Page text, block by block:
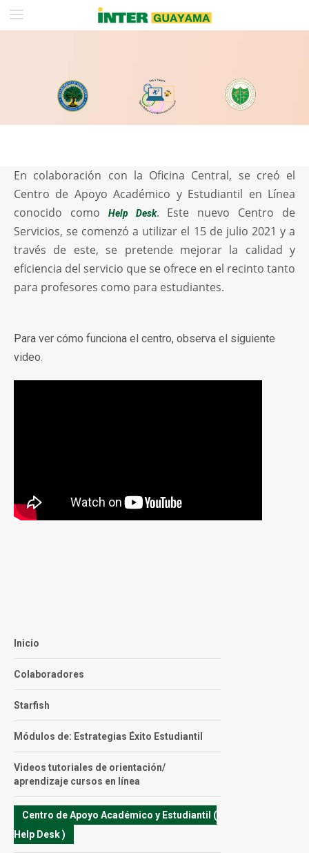
En colaboración con la Oficina Central, se creó el
Centro de Apoyo Académico y Estudiantil en Línea
conocido como
Help Desk. Este nuevo Centro de
Servicios, se comenzó a utilizar el 15 de julio 2021 y a
través de este, se pretende mejorar la calidad y
eficiencia del servicio que se ofrece en el recinto tanto
para profesores como para estudiantes.
Para ver cómo funciona el centro, observa el siguiente
video.
Inicio
Colaboradores
Starfish
Módulos de: Estrategias Éxito Estudiantil
Videos tutoriales de orientación/
aprendizaje cursos en línea
Centro de Apoyo Académico y Estudiantil (
Help Desk )